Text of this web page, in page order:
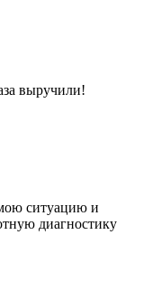
выручили!
ситуацию и
диагностику